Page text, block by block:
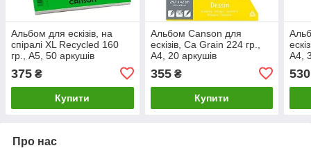
Альбом для ескізів, на
спіралі XL Recycled 160
гр., A5, 50 аркушів
375 ₴
Купити
Альбом Canson для
ескізів, Ca Grain 224 гр.,
А4, 20 аркушів
355₴
Купити
А4,
530
Про нас